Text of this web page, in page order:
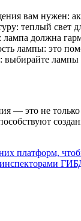
вам нужен:
теплый свет
лампа должна
лампы: это
выбирайте
— это не только
платформ,